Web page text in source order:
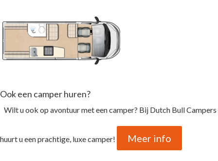
Ook een camper huren?
Wilt u ook op avontuur met een camper? Bij Dutch Bull Campers
huurt u een prachtige, luxe camper! Meer info